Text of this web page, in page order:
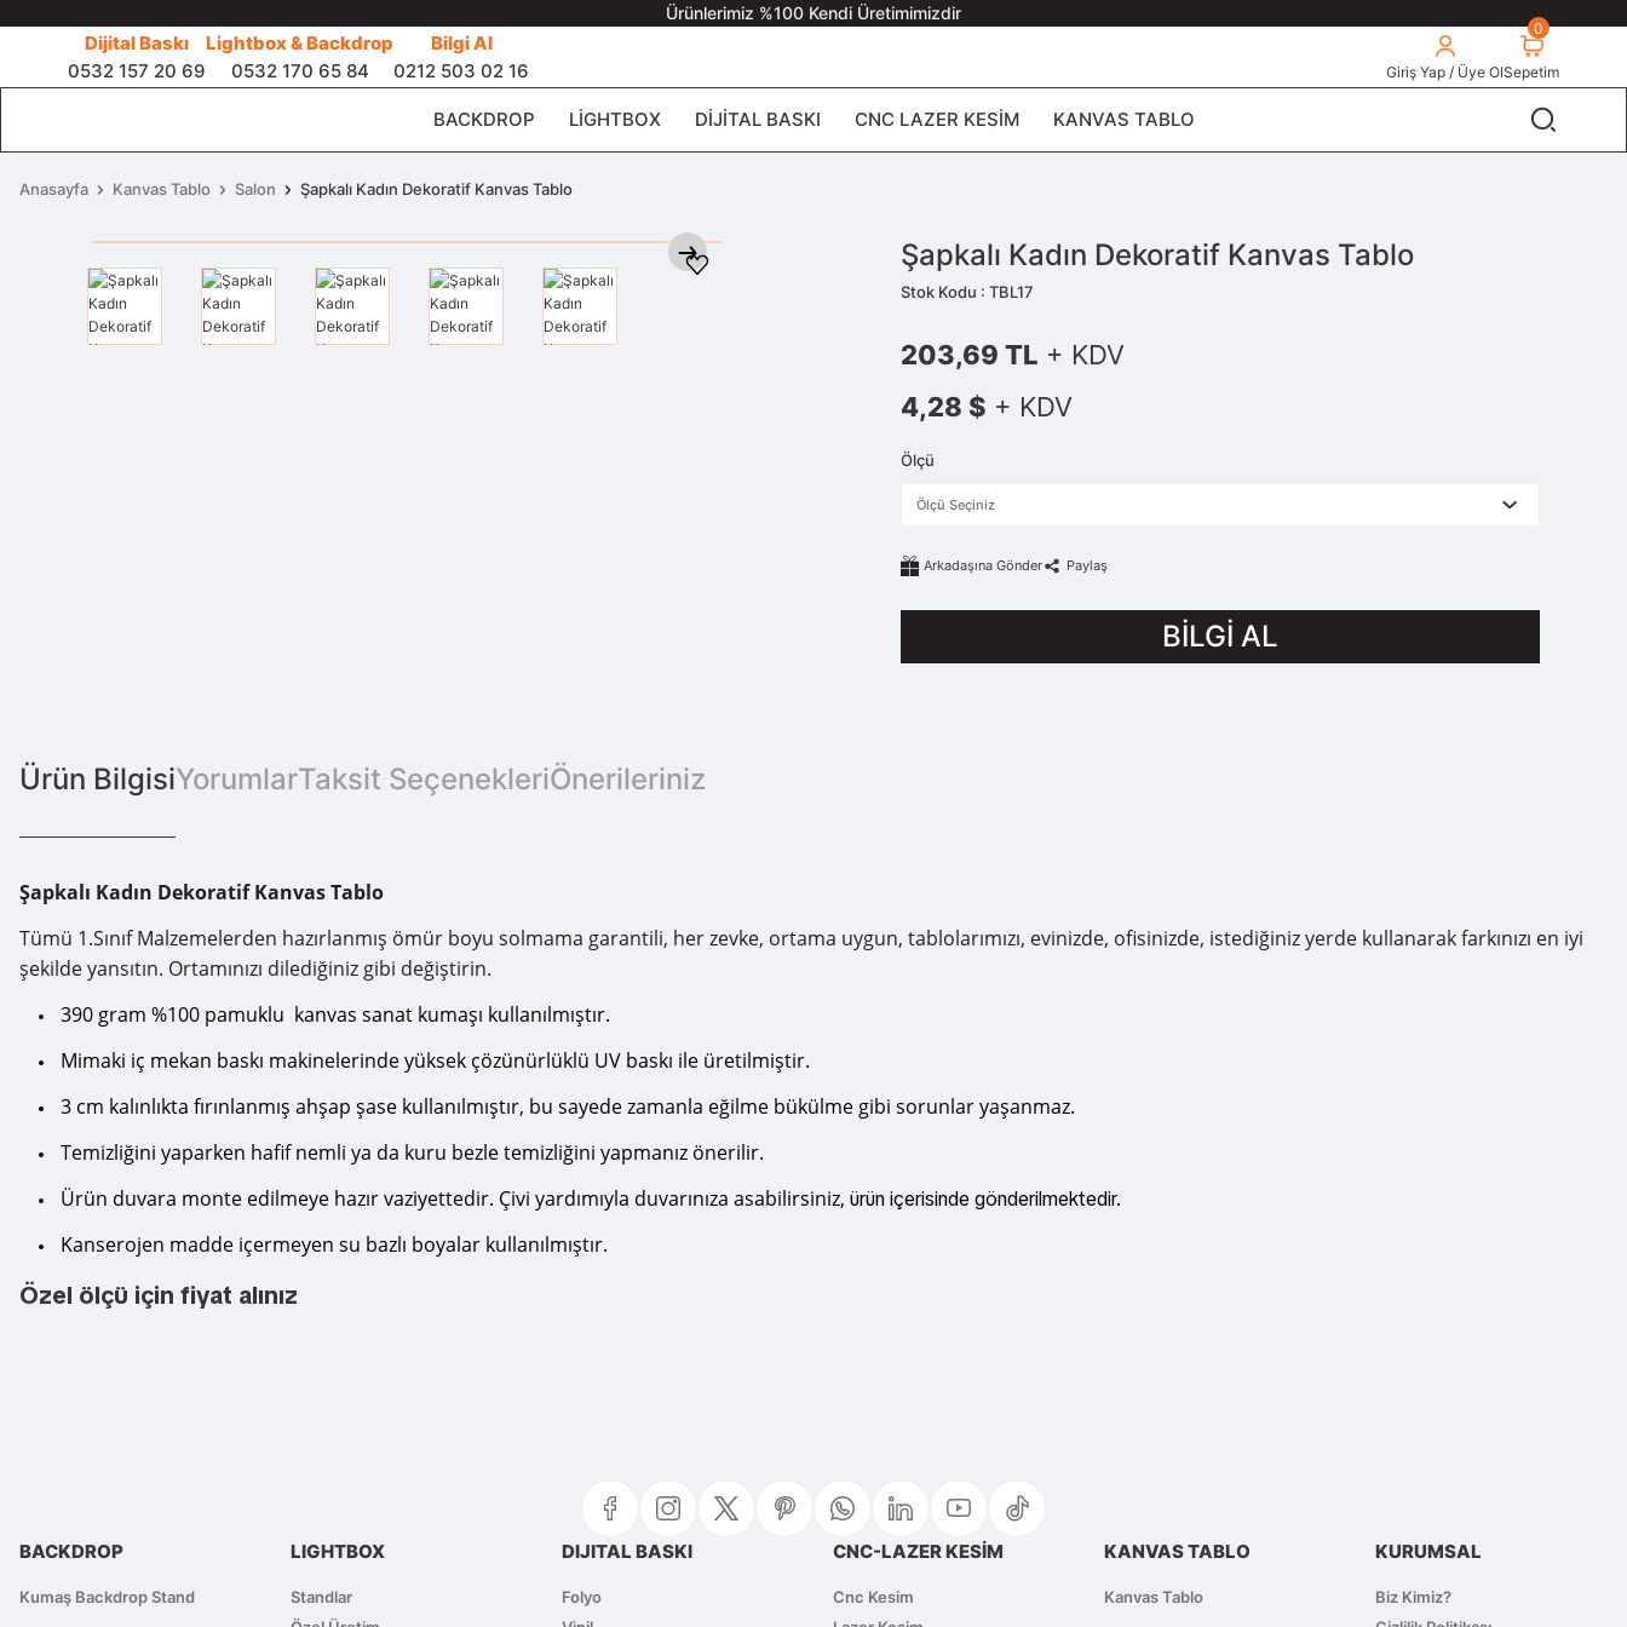
Ürünlerimiz %100 Kendi Üretimimizdir
Dijital Baskı
0532 157 20 69
Lightbox & Backdrop
0532 170 65 84
Bilgi Al
0212 503 02 16
Giriş Yap / Üye OlSepetim
0
BACKDROP LIGHTBOX DIJITAL BASKI CNC LAZER KESIM KANVAS TABLO
Anasayfa Kanvas Tablo Salon Şapkalı Kadın Dekoratif Kanvas Tablo
Şapkalı Kadın Dekoratif Kanvas Tablo
Stok Kodu : TBL17
203,69 TL + KDV
4,28 $ + KDV
Ölçü
Arkadaşına Gönder Paylaş
BİLGİ AL
Ürün BilgisiYorumlarTaksit SeçenekleriÖnerileriniz
Şapkalı Kadın Dekoratif Kanvas Tablo
Tümü 1.Sınıf Malzemelerden hazırlanmış ömür boyu solmama garantili, her zevke, ortama uygun, tablolarımızı, evinizde, ofisinizde, istediğiniz yerde kullanarak farkınızı en iyi
şekilde yansıtın. Ortamınızı dilediğiniz gibi değiştirin.
390 gram %100 pamuklu kanvas sanat kumaşı kullanılmıştır.
Mimaki iç mekan baskı makinelerinde yüksek çözünürlüklü UV baskı ile üretilmiştir.
3 cm kalınlıkta fırınlanmış ahşap şase kullanılmıştır, bu sayede zamanla eğilme bükülme gibi sorunlar yaşanmaz.
Temizliğini yaparken hafif nemli ya da kuru bezle temizliğini yapmanız önerilir.
Ürün duvara monte edilmeye hazır vaziyettedir. Çivi yardımıyla duvarınıza asabilirsiniz, ürün içerisinde gönderilmektedir.
Kanserojen madde içermeyen su bazlı boyalar kullanılmıştır.
Özel ölçü için fiyat alınız
Ürün fiyatı diğer sitelerden daha pahalı.
Bu ürüne benzer farklı alternatifler olmalı.
BACKDROP
Kumaş Backdrop Stand
LIGHTBOX
Standlar
DIJITAL BASKI
Folyo
CNC-LAZER KESİM
Cnc Kesim
KANVAS TABLO
Kanvas Tablo
KURUMSAL
Biz Kimiz?